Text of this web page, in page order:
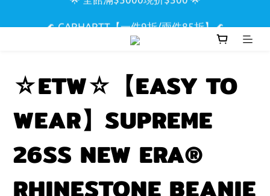
🌊 CARHARTT【一件9折/兩件85折】🌊
🏖️ SUPREME & STUSSY短T【兩件9折區】🏖️
🌟 全館滿$5000現折$300 🌟
☆ETW☆【EASY TO
WEAR】SUPREME
26SS NEW ERA®
RHINESTONE BEANIE